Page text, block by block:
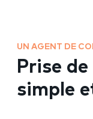
UN AGENT DE
Prise
simple